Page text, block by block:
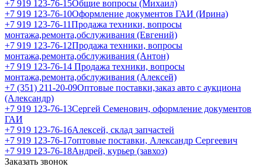
+7 919 123-76-15Общие вопросы (Михаил)
+7 919 123-76-10Оформление документов ГАИ (Ирина)
+7 919 123-76-11Продажа техники, вопросы
монтажа,ремонта,обслуживания (Евгений)
+7 919 123-76-12Продажа техники, вопросы
монтажа,ремонта,обслуживания (Антон)
+7 919 123-76-14 Продажа техники, вопросы
монтажа,ремонта,обслуживания (Алексей)
+7 (351) 211-20-09Оптовые поставки,заказ авто с аукциона
(Александр)
+7 919 123-76-13Сергей Семенович, оформление документов
ГАИ
+7 919 123-76-16Алексей, склад запчастей
+7 919 123-76-17оптовые поставки, Александр Сергеевич
+7 919 123-76-18Андрей, курьер (завхоз)
Заказать звонок